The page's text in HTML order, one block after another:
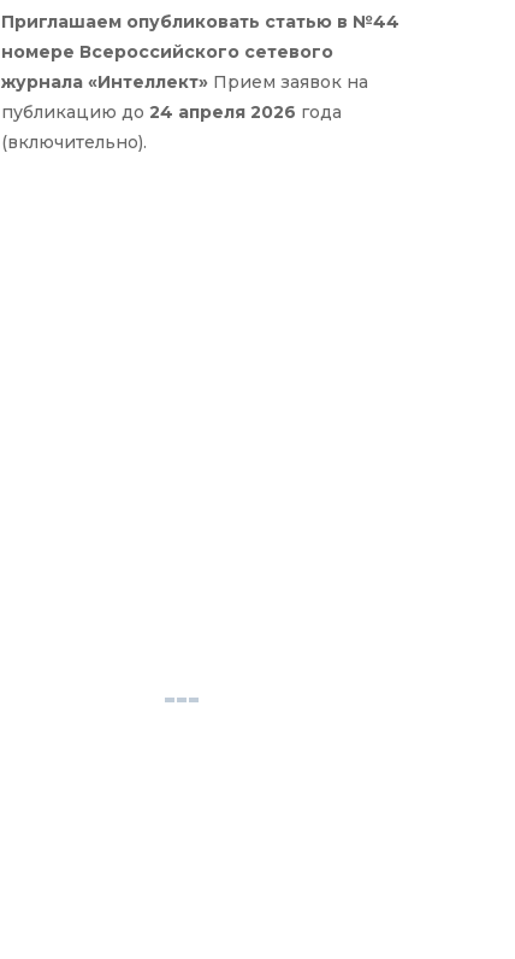
Приглашаем опубликовать статью в №44
номере Всероссийского сетевого
журнала «Интеллект» Прием заявок на
публикацию до 24 апреля 2026 года
(включительно).